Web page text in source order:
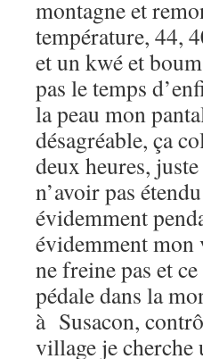
montagne et
température, 44,
et un kwé et
pas le temps
la peau mon
désagréable, ça
deux heures,
n’avoir pas
évidemment
évidemment mon
ne freine pas et
pédale dans la
à Susacon,
village je cherche